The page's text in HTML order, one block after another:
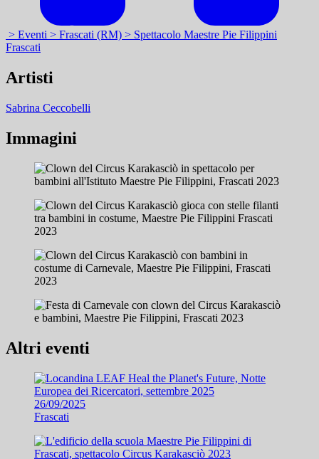
> Eventi > Frascati (RM) > Spettacolo Maestre Pie Filippini
Frascati
Artisti
Sabrina Ceccobelli
Immagini
Altri eventi
26/09/2025
Frascati